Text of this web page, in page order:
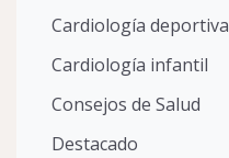
Cardiología deportiva
Cardiología infantil
Consejos de Salud
Destacado